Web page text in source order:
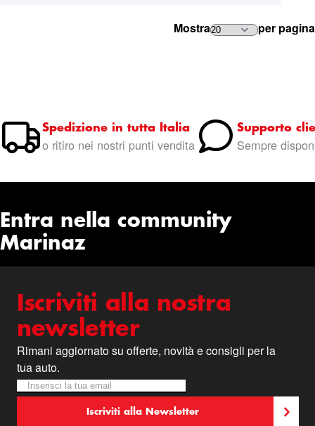
Mostra per pagina
Spedizione in tutta Italia
o ritiro nei nostri punti vendita
Supporto
Sempre
Entra nella community
Marinaz
Iscriviti alla nostra
newsletter
Rimani aggiornato su offerte, novità e consigli per la
tua auto.
Newsletter
Iscriviti alla nostra Newsletter:
Iscriviti alla Newsletter